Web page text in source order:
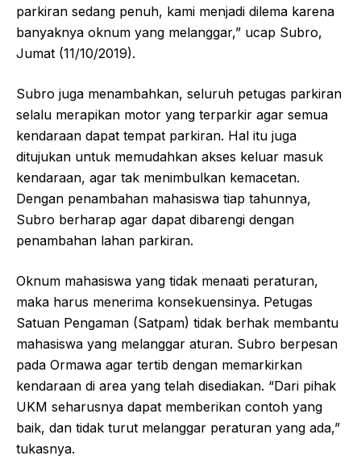
parkiran sedang penuh, kami menjadi dilema karena
banyaknya oknum yang melanggar,” ucap Subro,
Jumat (11/10/2019).
Subro juga menambahkan, seluruh petugas parkiran
selalu merapikan motor yang terparkir agar semua
kendaraan dapat tempat parkiran. Hal itu juga
ditujukan untuk memudahkan akses keluar masuk
kendaraan, agar tak menimbulkan kemacetan.
Dengan penambahan mahasiswa tiap tahunnya,
Subro berharap agar dapat dibarengi dengan
penambahan lahan parkiran.
Oknum mahasiswa yang tidak menaati peraturan,
maka harus menerima konsekuensinya. Petugas
Satuan Pengaman (Satpam) tidak berhak membantu
mahasiswa yang melanggar aturan. Subro berpesan
pada Ormawa agar tertib dengan memarkirkan
kendaraan di area yang telah disediakan. “Dari pihak
UKM seharusnya dapat memberikan contoh yang
baik, dan tidak turut melanggar peraturan yang ada,”
tukasnya.